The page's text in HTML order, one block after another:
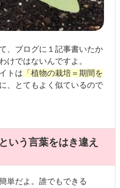
、ブログに１記事書いたか
けではないんですよ。
トは 「植物の栽培＝期間を
、とてもよく似ているので
いう言葉をはき違え
単だよ。誰でもできる